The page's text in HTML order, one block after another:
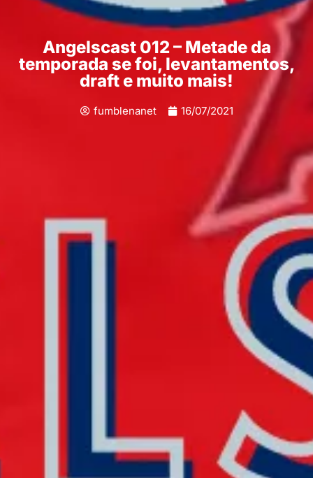
Angelscast 012 – Metade da
temporada se foi, levantamentos,
draft e muito mais!
fumblenanet 16/07/2021